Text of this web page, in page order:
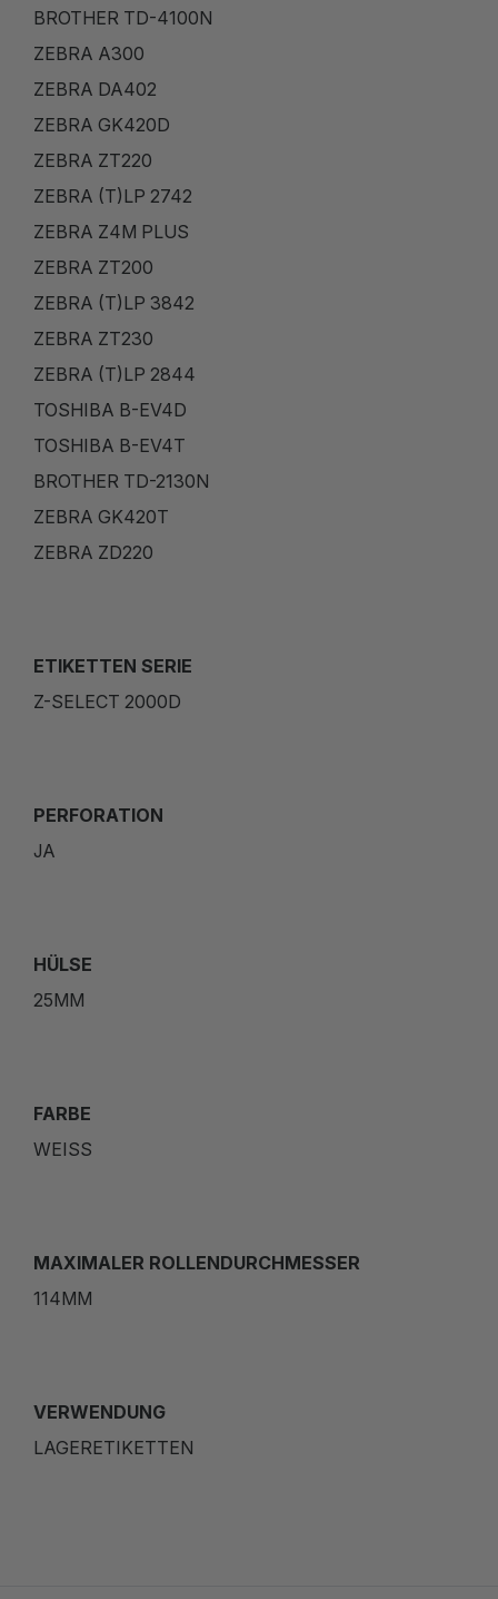
BROTHER TD-4100N
ZEBRA A300
ZEBRA DA402
ZEBRA GK420D
ZEBRA ZT220
ZEBRA (T)LP 2742
ZEBRA Z4M PLUS
ZEBRA ZT200
ZEBRA (T)LP 3842
ZEBRA ZT230
ZEBRA (T)LP 2844
TOSHIBA B-EV4D
TOSHIBA B-EV4T
BROTHER TD-2130N
ZEBRA GK420T
ZEBRA ZD220
ETIKETTEN SERIE
Z-SELECT 2000D
PERFORATION
JA
HÜLSE
25MM
FARBE
WEISS
MAXIMALER ROLLENDURCHMESSER
114MM
VERWENDUNG
LAGERETIKETTEN